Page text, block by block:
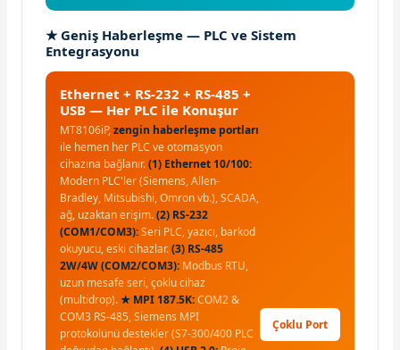
★ Geniş Haberleşme — PLC ve Sistem
Entegrasyonu
Ethernet + RS-232 + RS-485 +
USB — Her PLC ile Konuşur
MT8106iP,zengin haberleşme portları
ile hemen her PLC ve otomasyon
cihazına bağlanır.(1) Ethernet 10/100:
Modern PLC'ler (Siemens, Allen-
Bradley, Mitsubishi, Omron vb.), SCADA,
ağ, uzaktan erişim.(2) RS-232
(COM1/COM3):Seri PLC, yazıcı, barkod
okuyucu, eski cihazlar.(3) RS-485
2W/4W (COM2/COM3): Modbus RTU,
uzun mesafe seri, çoklu cihaz
(multidrop).★ MPI 187.5K:COM2 &
COM3 RS-485, Siemens MPI
protokolünü destekler (S7-300/400 PLC
Çoklu Port